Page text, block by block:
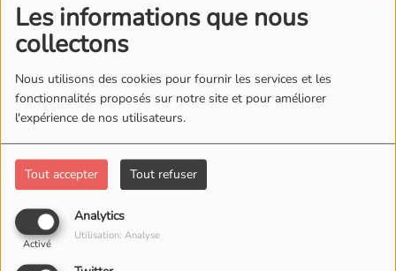
Les informations que nous
collectons
Nous utilisons des cookies pour fournir les services et les
fonctionnalités proposés sur notre site et pour améliorer
l'expérience de nos utilisateurs.
Tout accepter Tout refuser
Analytics
Activé
Utilisation: Analyse
DU LUNDI AU VENDREDI, DE 16:00 À 20:00
20460 VUES